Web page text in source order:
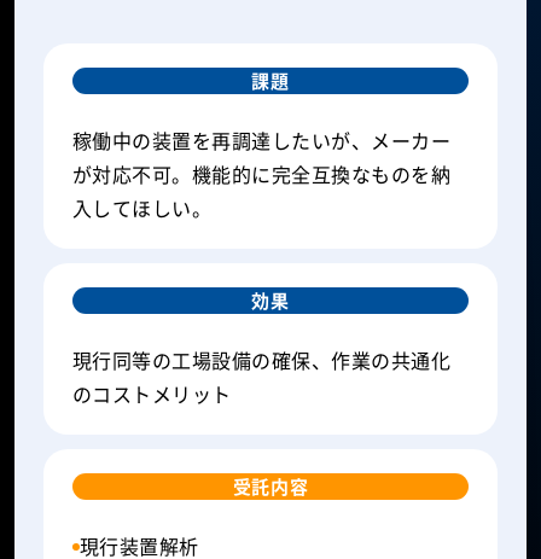
課題
稼働中の装置を再調達したいが、メーカー
が対応不可。機能的に完全互換なものを納
入してほしい。
効果
現行同等の工場設備の確保、作業の共通化
のコストメリット
受託内容
現行装置解析